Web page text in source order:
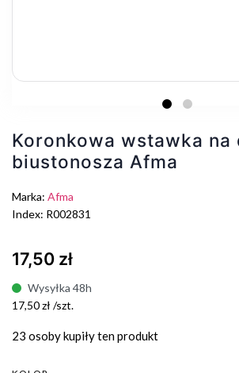
Koronkowa wstawka na
biustonosza Afma
Marka: Afma
Index: R002831
17,50 zł
Wysyłka 48h
17,50 zł /szt.
23 osobykupiły ten produkt